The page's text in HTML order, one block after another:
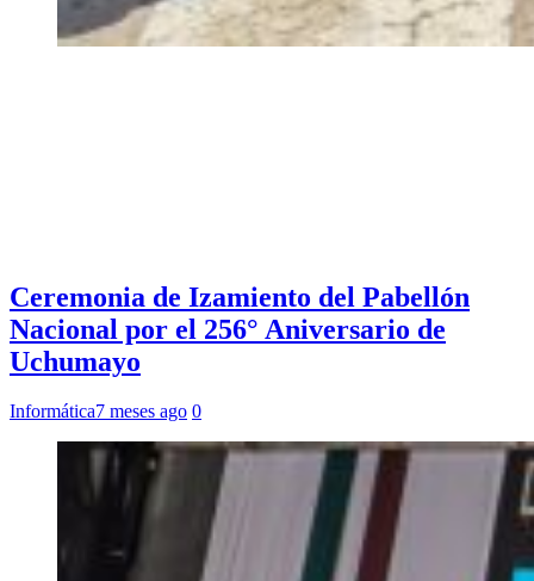
Ceremonia de Izamiento del Pabellón
Nacional por el 256° Aniversario de
Uchumayo
Informática7 meses ago 0